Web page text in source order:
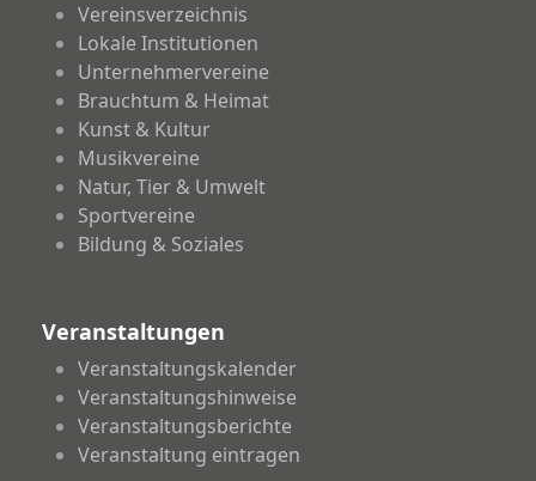
Vereinsverzeichnis
Lokale Institutionen
Unternehmervereine
Brauchtum & Heimat
Kunst & Kultur
Musikvereine
Natur, Tier & Umwelt
Sportvereine
Bildung & Soziales
Veranstaltungen
Veranstaltungskalender
Veranstaltungshinweise
Veranstaltungsberichte
Veranstaltung eintragen